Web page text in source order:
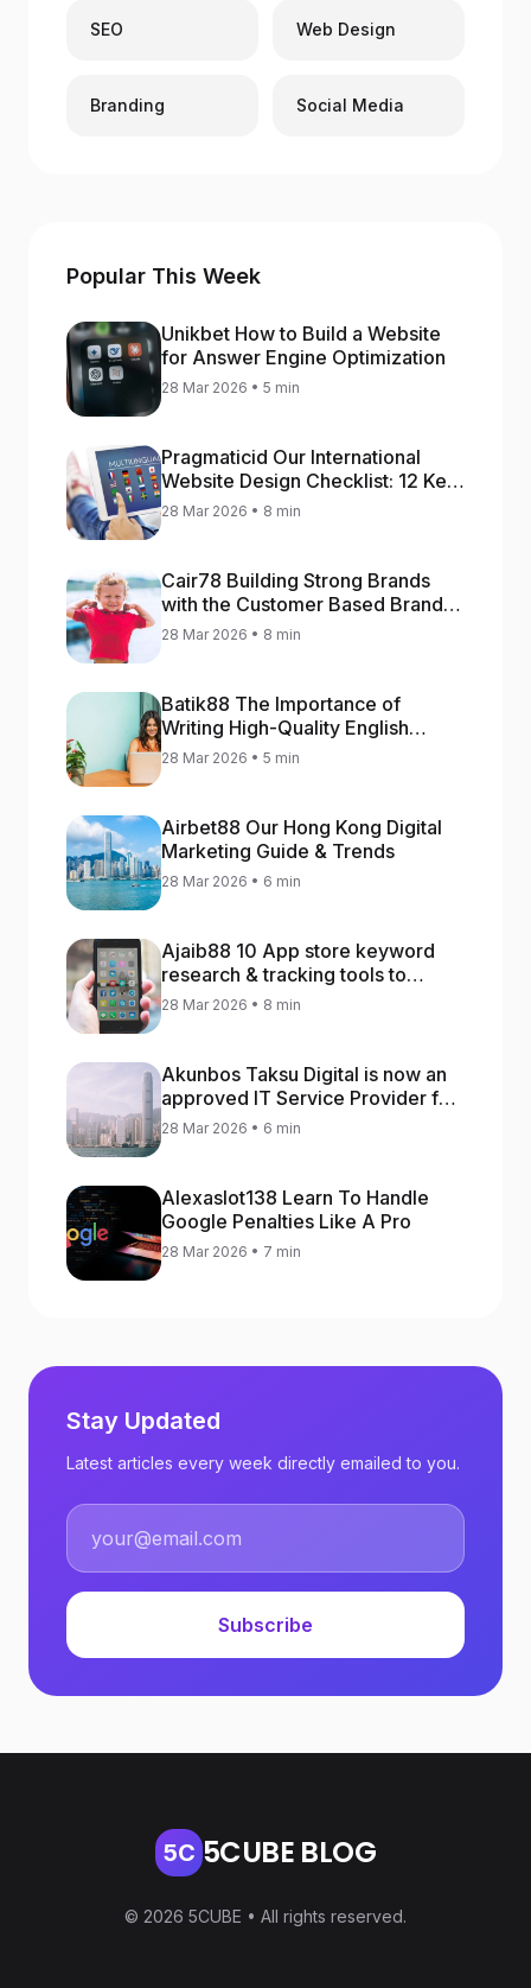
SEO Web Design
Branding Social Media
Popular This Week
Unikbet How to Build a Website
for Answer Engine Optimization
28 Mar 2026 • 5 min
Pragmaticid Our International
Website Design Checklist: 12 Key
Stages
28 Mar 2026 • 8 min
Cair78 Building Strong Brands
with the Customer Based Brand
Equity (CBBE) Model
28 Mar 2026 • 8 min
Batik88 The Importance of
Writing High-Quality English
Content
28 Mar 2026 • 5 min
Airbet88 Our Hong Kong Digital
Marketing Guide & Trends
28 Mar 2026 • 6 min
Ajaib88 10 App store keyword
research & tracking tools to
increase app rankings
28 Mar 2026 • 8 min
Akunbos Taksu Digital is now an
approved IT Service Provider for
the Hong Kong Distance Business
28 Mar 2026 • 6 min
Alexaslot138 Learn To Handle
Google Penalties Like A Pro
28 Mar 2026 • 7 min
Stay Updated
Latest articles every week directly emailed to you.
Subscribe
5C 5CUBE BLOG
© 2026 5CUBE • All rights reserved.